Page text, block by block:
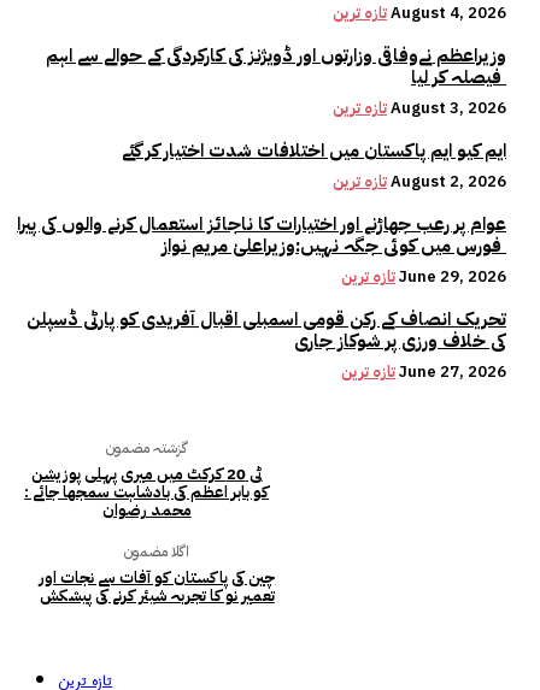
تازہ ترینAugust 4, 2026
وزیراعظم نےوفاقی وزارتوں اور ڈویژنز کی کارکردگی کے حوالے سے اہم
تازہ ترینAugust 3, 2026
ایم کیو ایم پاکستان میں اختلافات شدت اختیار کر گئے
تازہ ترینAugust 2, 2026
عوام پر رعب جھاڑنے اور اختیارات کا ناجائز استعمال کرنے والوں کی پیرا
تازہ ترینJune 29, 2026
تحریک انصاف کے رکن قومی اسمبلی اقبال آفریدی کو پارٹی ڈسپلن
کی خلاف ورزی پر شوکاز جاری
تازہ ترینJune 27, 2026
گزشتہ مضمون
ٹی 20 کرکٹ میں میری پہلی پوزیشن
کو بابر اعظم کی بادشاہت سمجھا جائے :
محمد رضوان
اگلا مضمون
چین کی پاکستان کو آفات سے نجات اور
تعمیر نو کا تجربہ شیئر کرنے کی پیشکش
تازہ ترین